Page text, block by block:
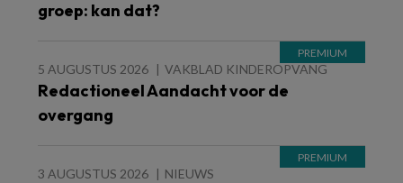
groep: kan dat?
5 AUGUSTUS 2026 VAKBLAD KINDEROPVANG
Redactioneel Aandacht voor de
overgang
3 AUGUSTUS 2026 NIEUWS